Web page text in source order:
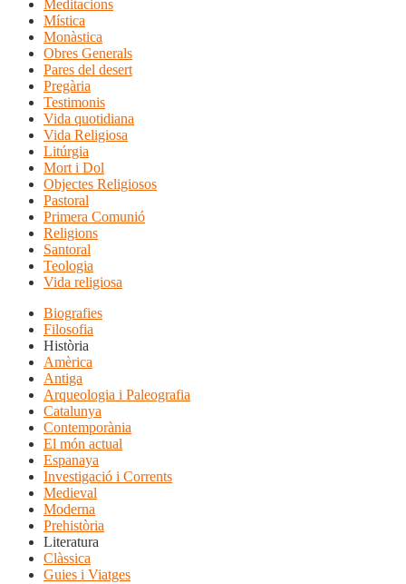
Meditacions
Mística
Monàstica
Obres Generals
Pares del desert
Pregària
Testimonis
Vida quotidiana
Vida Religiosa
Litúrgia
Mort i Dol
Objectes Religiosos
Pastoral
Primera Comunió
Religions
Santoral
Teologia
Vida religiosa
Biografies
Filosofia
Història
Amèrica
Antiga
Arqueologia i Paleografia
Catalunya
Contemporània
El món actual
Espanaya
Investigació i Corrents
Medieval
Moderna
Prehistòria
Literatura
Clàssica
Guies i Viatges